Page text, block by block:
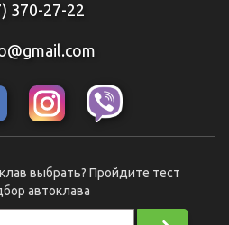
370-27-22
выбрать? Пройдите тест
автоклава